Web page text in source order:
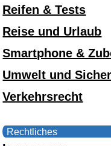
Reifen & Tests
Reise und Urlaub
Smartphone &
Umwelt und
Verkehrsrecht
Rechtliches